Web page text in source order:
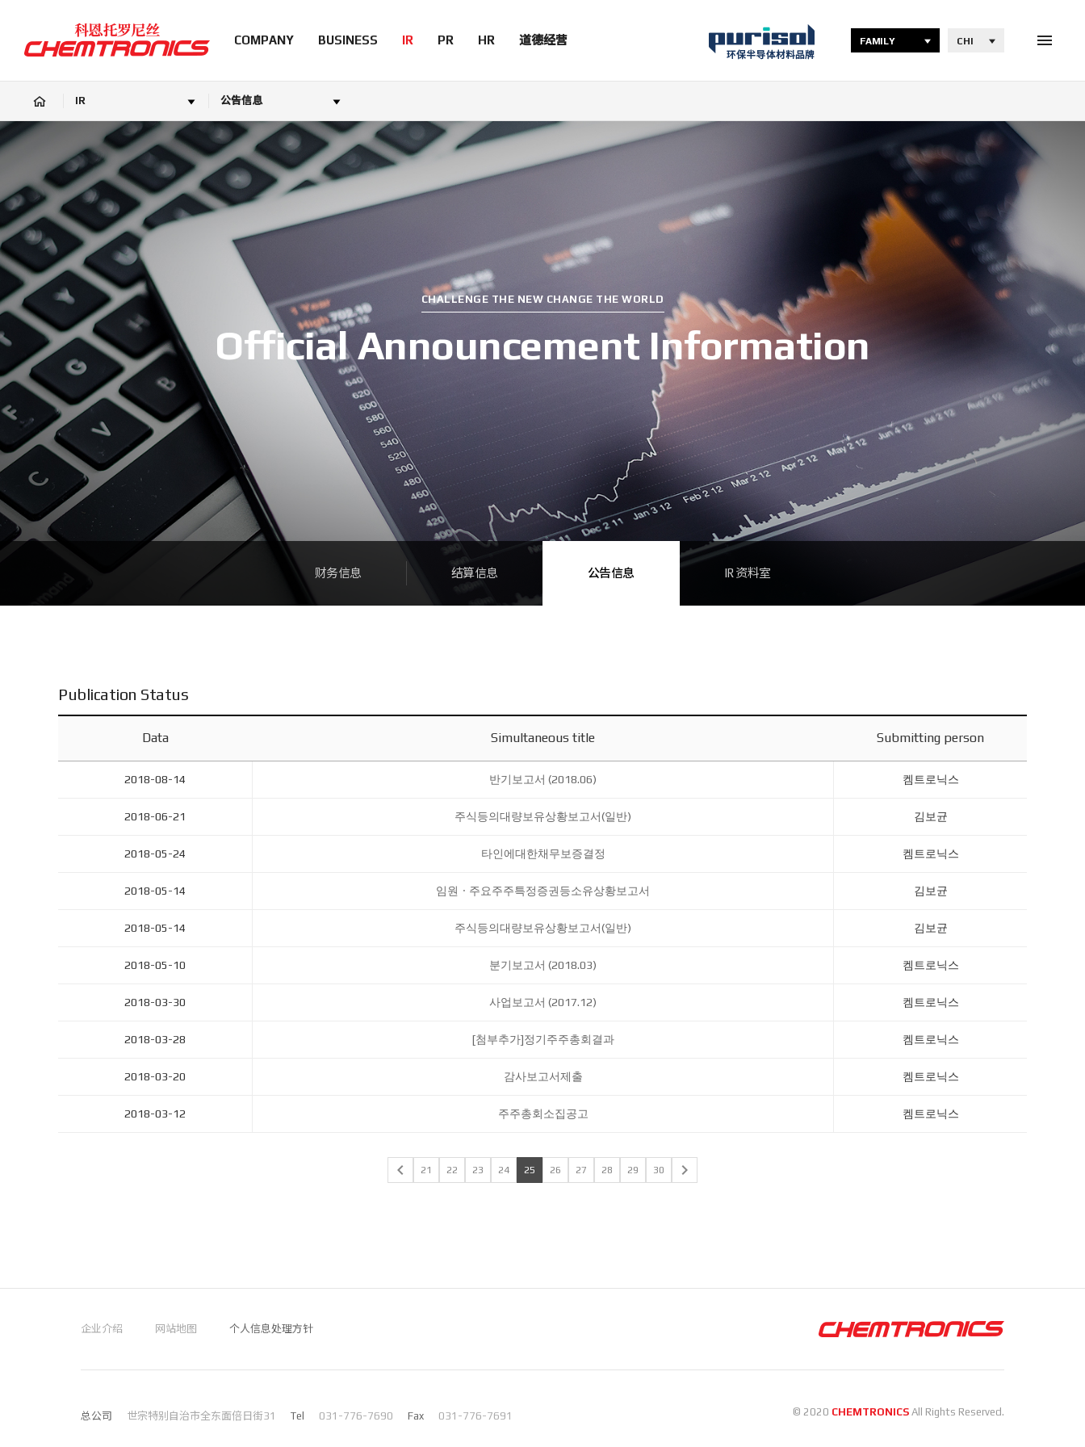
FAMILY CHI
COMPANY BUSINESS IR PR HR 道德经营
IR 公告信息
CHALLENGE THE NEW CHANGE THE WORLD
Official Announcement Information
财务信息 结算信息 公告信息 IR 资料室
Publication Status
Data Simultaneous title Submitting person
2018-08-14 반기보고서 (2018.06) 켐트로닉스
2018-06-21 주식등의대량보유상황보고서(일반) 김보균
2018-05-24 타인에대한채무보증결정 켐트로닉스
2018-05-14 임원ㆍ주요주주특정증권등소유상황보고서 김보균
2018-05-14 주식등의대량보유상황보고서(일반) 김보균
2018-05-10 분기보고서 (2018.03) 켐트로닉스
2018-03-30 사업보고서 (2017.12) 켐트로닉스
2018-03-28 [첨부추가]정기주주총회결과 켐트로닉스
2018-03-20 감사보고서제출 켐트로닉스
2018-03-12 주주총회소집공고 켐트로닉스
 21 22 23 24 25 26 27 28 29 30 
企业介绍 网站地图 个人信息处理方针
总公司 世宗特别自治市全东面倍日街31 Tel 031-776-7690 Fax 031-776-7691 © 2020 CHEMTRONICS All Rights Reserved.